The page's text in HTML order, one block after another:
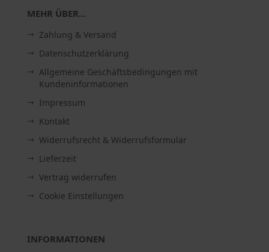
MEHR ÜBER...
Zahlung & Versand
Datenschutzerklärung
Allgemeine Geschäftsbedingungen mit
Kundeninformationen
Impressum
Kontakt
Widerrufsrecht & Widerrufsformular
Lieferzeit
Vertrag widerrufen
Cookie Einstellungen
INFORMATIONEN